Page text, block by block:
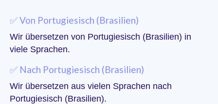
✅ Von Portugiesisch (Brasilien)
Wir übersetzen von Portugiesisch (Brasilien) in
viele Sprachen.
✅ Nach Portugiesisch (Brasilien)
Wir übersetzen aus vielen Sprachen nach
Portugiesisch (Brasilien).